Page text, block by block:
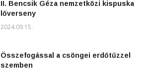
II. Bencsik Géza nemzetközi kispuska
lőverseny
2024.09.15.
Összefogással a csöngei erdőtűzzel
szemben